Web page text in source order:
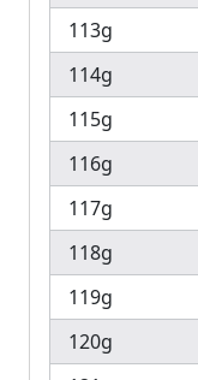
113g
114g
115g
116g
117g
118g
119g
120g